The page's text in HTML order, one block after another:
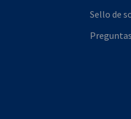
Sello de